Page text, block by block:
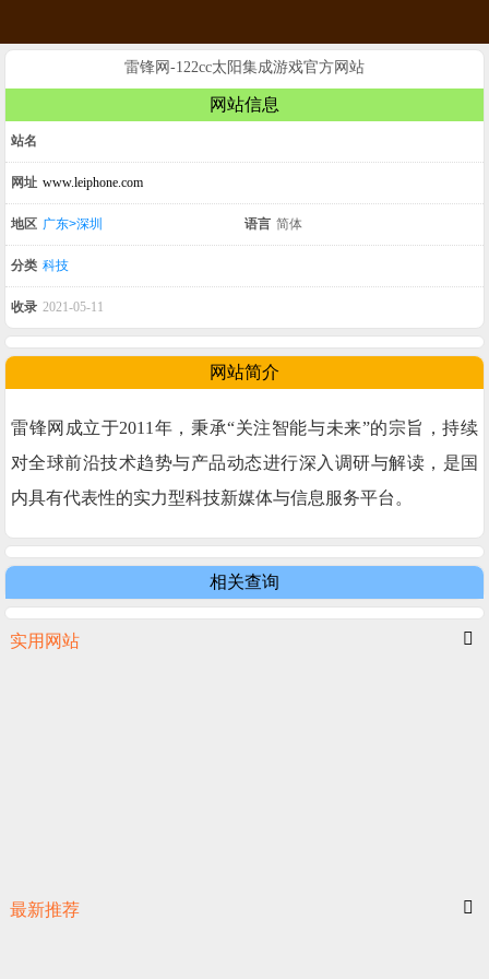
雷锋网-122cc太阳集成游戏官方网站
网站信息
站名
网址 www.leiphone.com
地区 广东>深圳 语言 简体
分类 科技
收录 2021-05-11
网站简介
雷锋网成立于2011年，秉承“关注智能与未来”的宗旨，持续
对全球前沿技术趋势与产品动态进行深入调研与解读，是国
内具有代表性的实力型科技新媒体与信息服务平台。
相关查询
实用网站
最新推荐